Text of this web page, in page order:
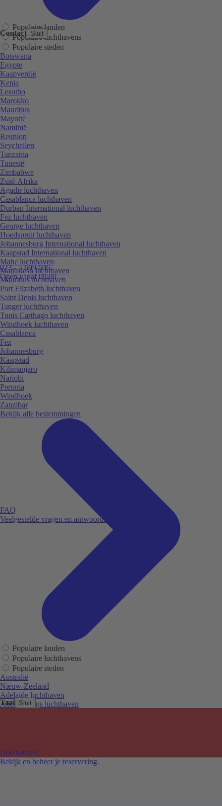
Taal Sluit
Contact Sluit
023 - 5 699 696
Open vanaf 09:00
FAQ
Veelgestelde vragen en antwoorden.
Doe het zelf
Bekijk en beheer je reservering.
Populaire landen
Populaire luchthavens
Populaire steden
Botswana
Egypte
Kaapverdië
Kenia
Lesotho
Marokko
Mauritius
Mayotte
Namibië
Reunion
Seychellen
Tanzania
Tunesië
Zimbabwe
Zuid-Afrika
Agadir luchthaven
Casablanca luchthaven
Durban International luchthaven
Fez luchthaven
George luchthaven
Hoedspruit luchthaven
Johannesburg International luchthaven
Kaapstad International luchthaven
Mahe luchthaven
Marrakesh luchthaven
Mauritius luchthaven
Port Elizabeth luchthaven
Saint Denis luchthaven
Tanger luchthaven
Tunis Carthago luchthaven
Windhoek luchthaven
Casablanca
Fez
Johannesburg
Kaapstad
Kilimanjaro
Nariobi
Pretoria
Windhoek
Zanzibar
Bekijk alle bestemmingen
Populaire landen
Populaire luchthavens
Populaire steden
Australië
Nieuw-Zeeland
Adelaide luchthaven
Alice Springs luchthaven
Melbourne Tullamarine luchthaven
Perth luchthaven
Sydney luchthaven